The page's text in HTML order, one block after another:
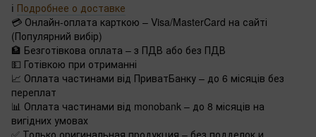
ℹ️ Подробнее о доставке
💳 Онлайн-оплата карткою – Visa/MasterCard на сайті
(Популярний вибір)
🏦 Безготівкова оплата – з ПДВ або без ПДВ
💵 Готівкою при отриманні
📈 Оплата частинами від ПриватБанку – до 6 місяців без
переплат
📊 Оплата частинами від monobank – до 8 місяців на
вигідних умовах